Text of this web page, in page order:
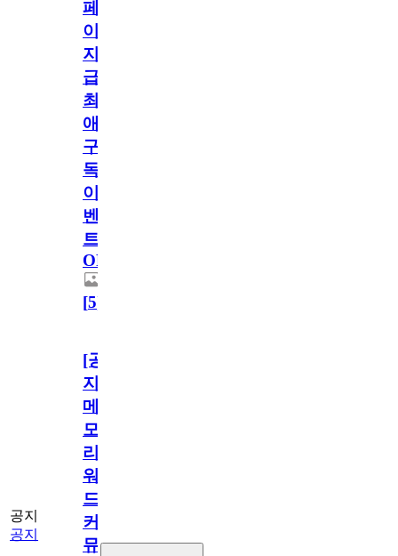
페
이
지
급!
최
애
구
독
이
벤
트
OPEN!
[5]
공지
공지
[공
지]
메
모
리
워
드
커
뮤